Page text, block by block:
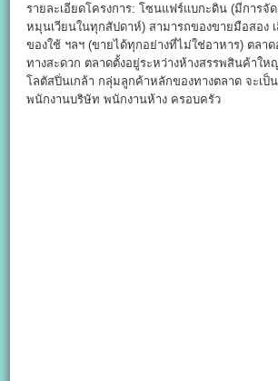
รายละเอียดโครงการ: โซนแฟร์แบกะดิน (มีการจั
หมุนเวียนในทุกสัปดาห์) สามารถของขายมือสอง เ
ของใช้ ฯลฯ (ขายได้ทุกอย่างที่ไม่ใช่อาหาร) ตลา
ทางสะดวก ตลาดตั้งอยู่ระหว่างห้างสรรพสินค้าให
โลตัสปิ่นเกล้า กลุ่มลูกค้าหลักของทางตลาด จะเป็
พนักงานบริษัท พนักงานห้าง ครอบครัว